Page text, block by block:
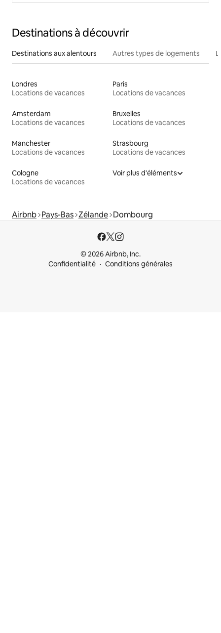
Destinations à découvrir
Destinations aux alentours Autres types de logements
Londres
Locations de vacances
Paris
Locations de vacances
Amsterdam
Locations de vacances
Bruxelles
Locations de vacances
Manchester
Locations de vacances
Strasbourg
Locations de vacances
Cologne
Locations de vacances
Voir plus d'éléments
Airbnb Pays-Bas Zélande Dombourg
© 2026 Airbnb, Inc.
Confidentialité
Conditions générales